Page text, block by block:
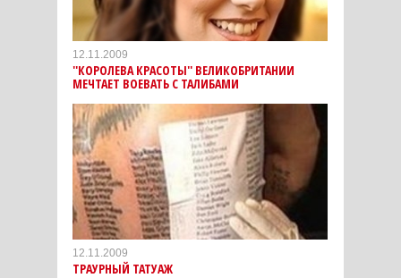
12.11.2009
''КОРОЛЕВА КРАСОТЫ'' ВЕЛИКОБРИТАНИИ
МЕЧТАЕТ ВОЕВАТЬ С ТАЛИБАМИ
12.11.2009
ТРАУРНЫЙ ТАТУАЖ